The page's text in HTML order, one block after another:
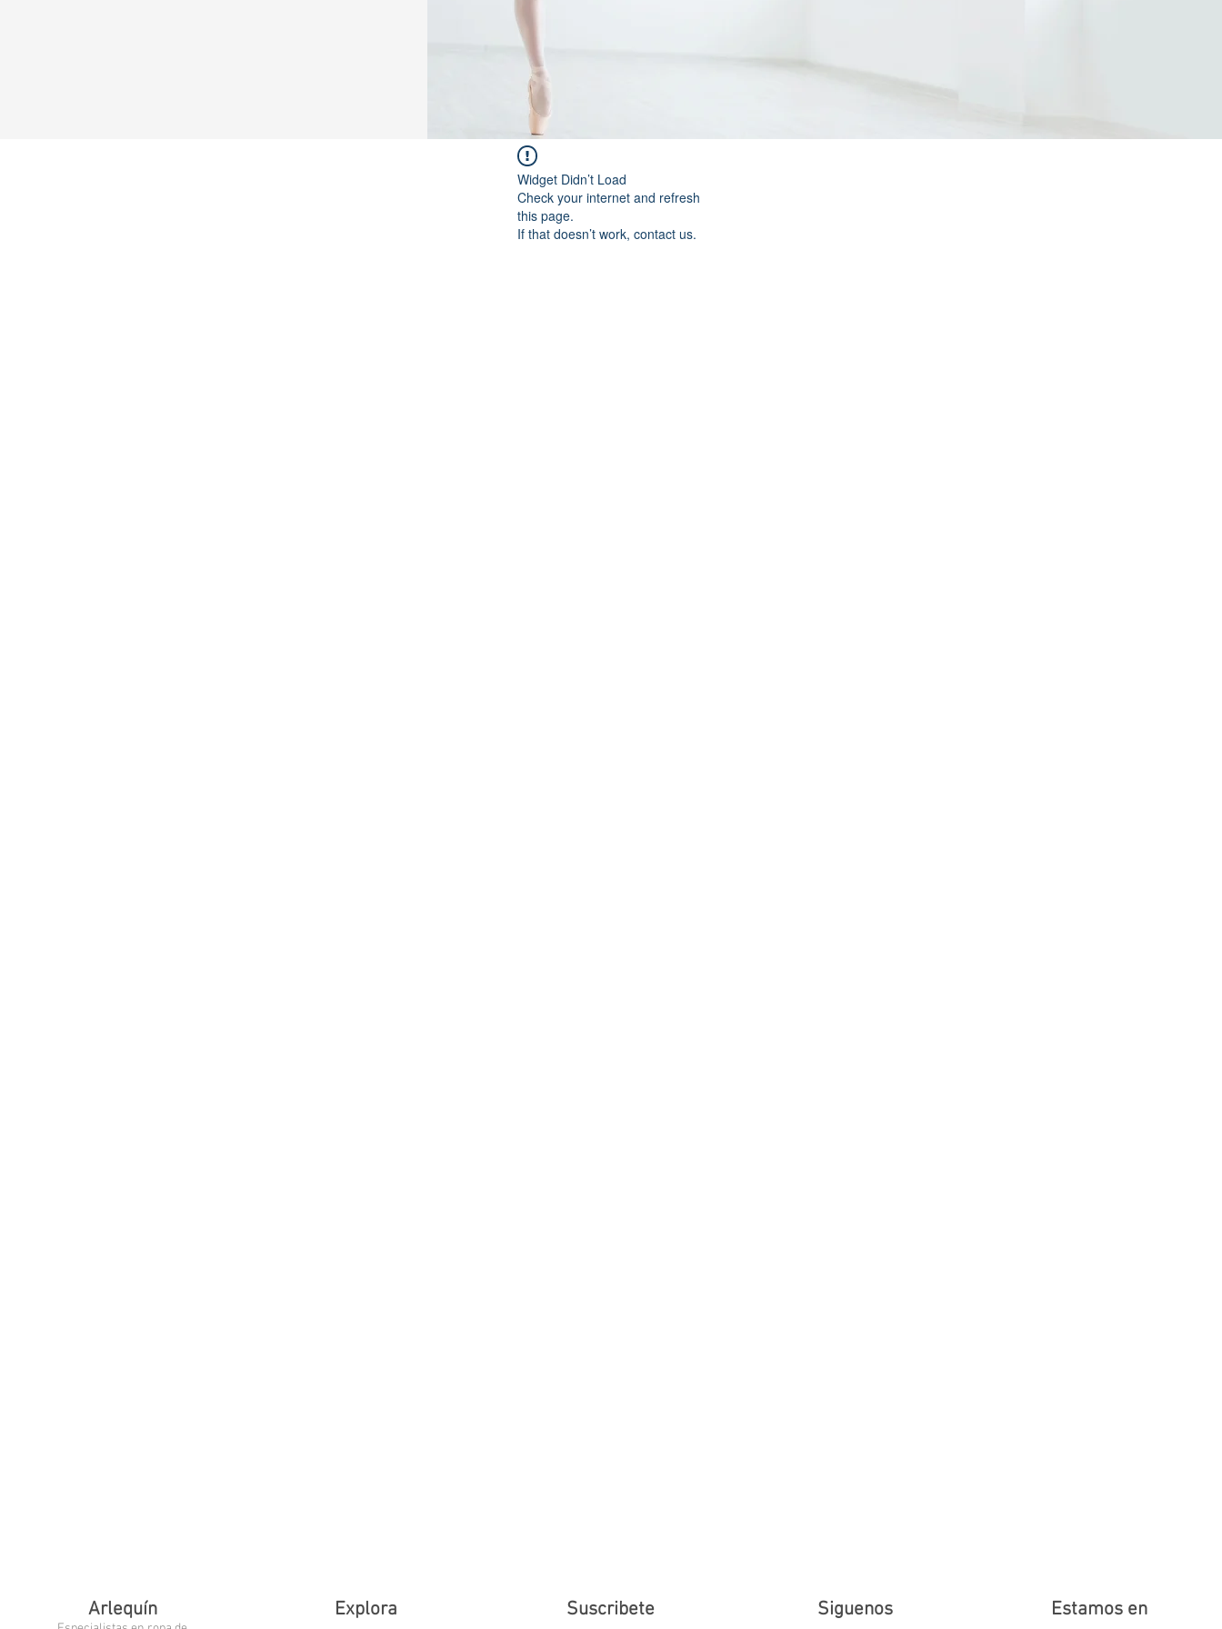
Widget Didn’t Load
Check your internet and refresh
this page.
If that doesn’t work, contact us.
Arlequín Explora Suscribete Siguenos Estamos en